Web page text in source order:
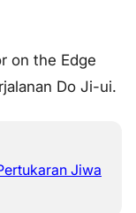
on the Edge
Do Ji-ui.
Jiwa